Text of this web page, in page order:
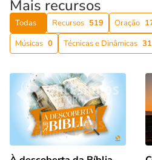
Mais recursos
Todas Recursos 519 Oração
Músicas 0 Técnicas e Dinâmicas 31